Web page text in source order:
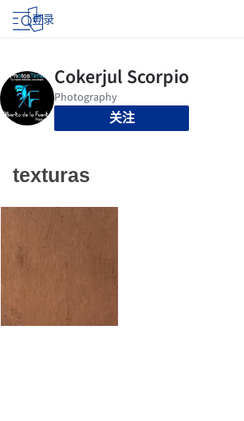
登录
关注
texturas